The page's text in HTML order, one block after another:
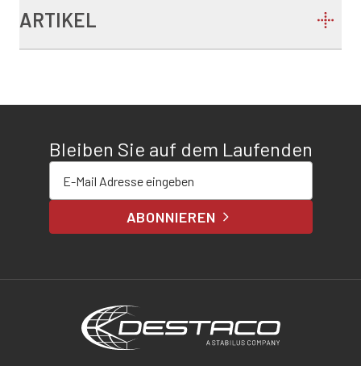
ARTIKEL
Bleiben Sie auf dem Laufenden
ABONNIEREN